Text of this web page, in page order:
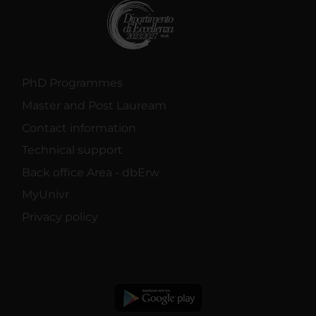
PhD Programmes
Master and Post Lauream
Contact information
Technical support
Back office Area - dbErw
MyUnivr
Privacy policy